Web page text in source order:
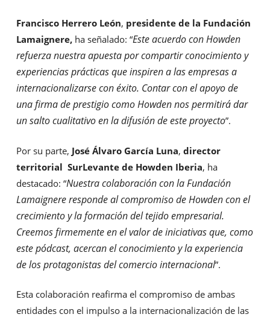
Francisco Herrero León, presidente de la Fundación
Lamaignere,ha señalado: “Este acuerdo con Howden
refuerza nuestra apuesta por compartir conocimiento y
experiencias prácticas que inspiren a las empresas a
internacionalizarse con éxito. Contar con el apoyo de
una firma de prestigio como Howden nos permitirá dar
un salto cualitativo en la difusión de este proyecto”.
Por su parte, José Álvaro García Luna, director
territorial SurLevante de Howden Iberia, ha
destacado: “Nuestra colaboración con la Fundación
Lamaignere responde al compromiso de Howden con el
crecimiento y la formación del tejido empresarial.
Creemos firmemente en el valor de iniciativas que, como
este pódcast, acercan el conocimiento y la experiencia
de los protagonistas del comercio internacional”.
Esta colaboración reafirma el compromiso de ambas
entidades con el impulso a la internacionalización de las